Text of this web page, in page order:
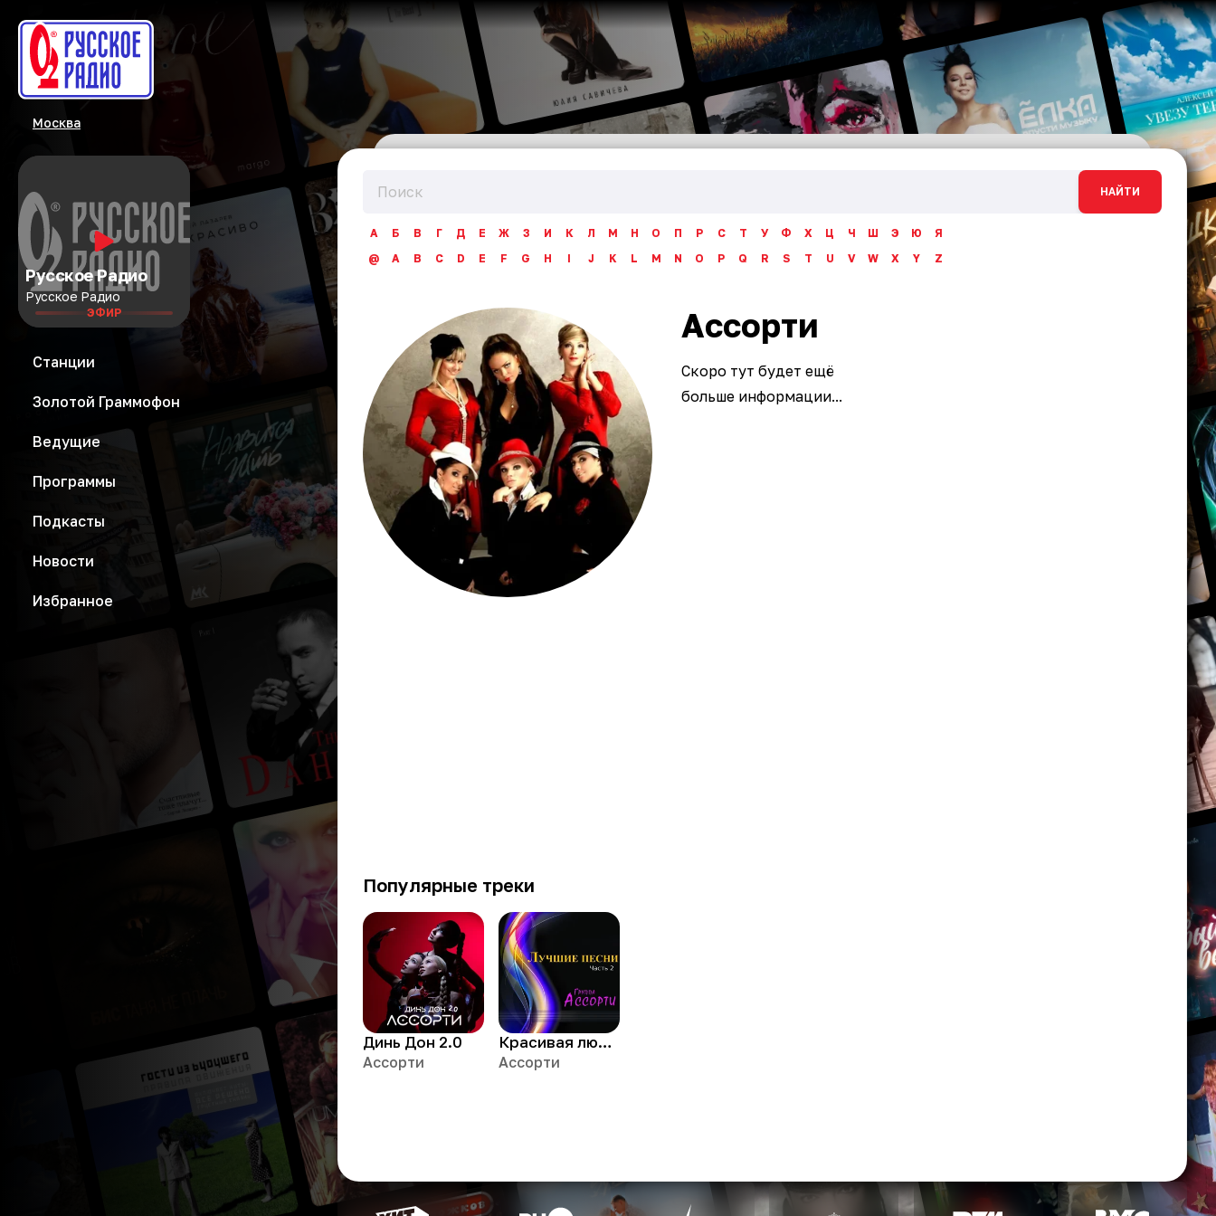
Москва
Русское Радио
Русское Радио
ЭФИР
Станции
Золотой Граммофон
Ведущие
Программы
Подкасты
Новости
Избранное
НАЙТИ
А Б В Г Д Е Ж З И К Л М Н О П Р С Т У Ф Х Ц Ч Ш Э Ю
Я
@
A B C D E F G H I J K L M N O P Q R S T U V W X Y Z
Ассорти
Скоро тут будет ещё
больше информации...
Популярные треки
Динь Дон 2.0
Ассорти
Красивая любовь
Ассорти